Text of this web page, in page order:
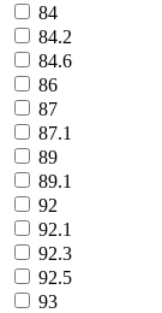
84
84.2
84.6
86
87
87.1
89
89.1
92
92.1
92.3
92.5
93